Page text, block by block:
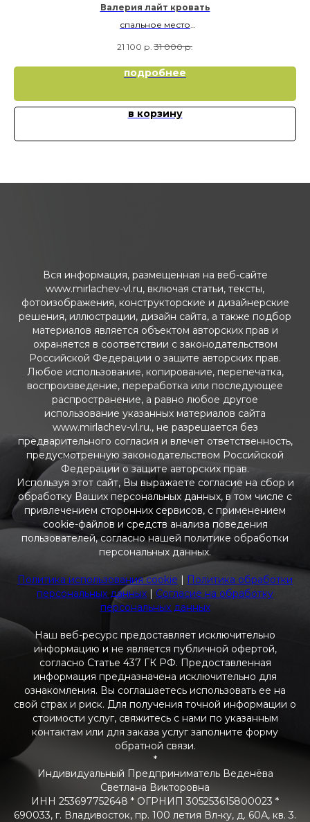
Валерия лайт кровать
спальное место
21 100 р. 31 000 р.
подробнее
в корзину
Вся информация, размещенная на веб-сайте
www.mirlachev-vl.ru, включая статьи, тексты,
фотоизображения, конструкторские и дизайнерские
решения, иллюстрации, дизайн сайта, а также подбор
материалов является объектом авторских прав и
охраняется в соответствии с законодательством
Российской Федерации о защите авторских прав.
Любое использование, копирование, перепечатка,
воспроизведение, переработка или последующее
распространение, а равно любое другое
использование указанных материалов сайта
www.mirlachev-vl.ru., не разрешается без
предварительного согласия и влечет ответственность,
предусмотренную законодательством Российской
Федерации о защите авторских прав.
Используя этот сайт, Вы выражаете согласие на сбор и
обработку Ваших персональных данных, в том числе с
привлечением сторонних сервисов, с применением
cookie-файлов и средств анализа поведения
пользователей, согласно нашей политике обработки
персональных данных.
Политика использования cookie | Политика обработки
персональных данных | Согласие на обработку
персональных данных
Наш веб-ресурс предоставляет исключительно
информацию и не является публичной офертой,
согласно Статье 437 ГК РФ. Предоставленная
информация предназначена исключительно для
ознакомления. Вы соглашаетесь использовать ее на
свой страх и риск. Для получения точной информации о
стоимости услуг, свяжитесь с нами по указанным
контактам или для заказа услуг заполните форму
обратной связи.
*
Индивидуальный Предприниматель Веденёва
Светлана Викторовна
ИНН 253697752648 * ОГРНИП 305253615800023 *
690033, г. Владивосток, пр. 100 летия Вл-ку, д. 60А, кв. 3.